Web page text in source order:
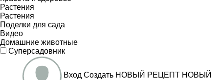
Растения
Растения
Поделки для сада
Видео
Домашние животные
Суперсадовник
Вход Создать НОВЫЙ РЕЦЕПТ НОВЫЙ